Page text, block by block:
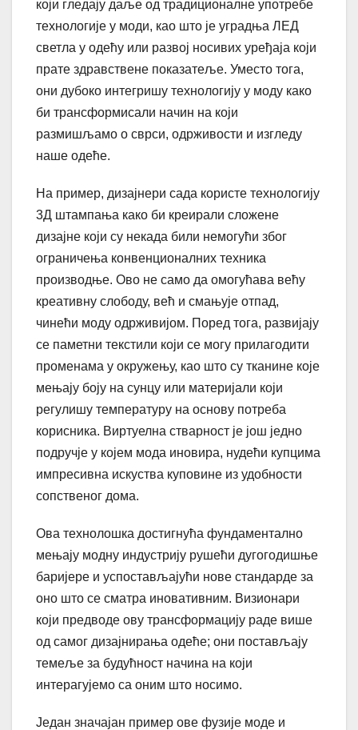
који гледају даље од традиционалне употребе
технологије у моди, као што је уградња ЛЕД
светла у одећу или развој носивих уређаја који
прате здравствене показатеље. Уместо тога,
они дубоко интегришу технологију у моду како
би трансформисали начин на који
размишљамо о сврси, одрживости и изгледу
наше одеће.
На пример, дизајнери сада користе технологију
3Д штампања како би креирали сложене
дизајне који су некада били немогући због
ограничења конвенционалних техника
производње. Ово не само да омогућава већу
креативну слободу, већ и смањује отпад,
чинећи моду одрживијом. Поред тога, развијају
се паметни текстили који се могу прилагодити
променама у окружењу, као што су тканине које
мењају боју на сунцу или материјали који
регулишу температуру на основу потреба
корисника. Виртуелна стварност је још једно
подручје у којем мода иновира, нудећи купцима
импресивна искуства куповине из удобности
сопственог дома.
Ова технолошка достигнућа фундаментално
мењају модну индустрију рушећи дугогодишње
баријере и успостављајући нове стандарде за
оно што се сматра иновативним. Визионари
који предводе ову трансформацију раде више
од самог дизајнирања одеће; они постављају
темеље за будућност начина на који
интерагујемо са оним што носимо.
Један значајан пример ове фузије моде и